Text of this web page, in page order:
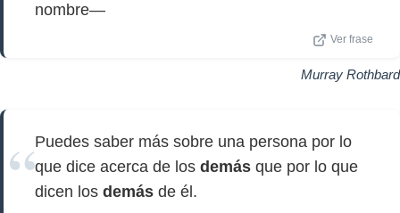
nombre—
Ver frase
Murray Rothbard
Puedes saber más sobre una persona por lo
que dice acerca de los demás que por lo que
dicen los demás de él.